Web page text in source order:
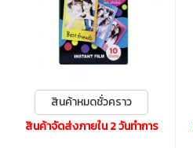
สินค้าหมดชั่วคราว
สินค้าจัดส่งภายใน 2 วันทำการ